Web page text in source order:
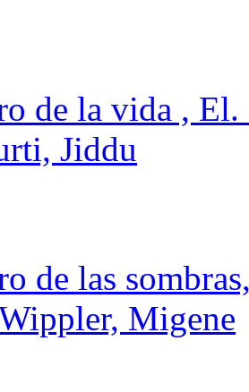
de la vida , El.
Jiddu
de las
Migene